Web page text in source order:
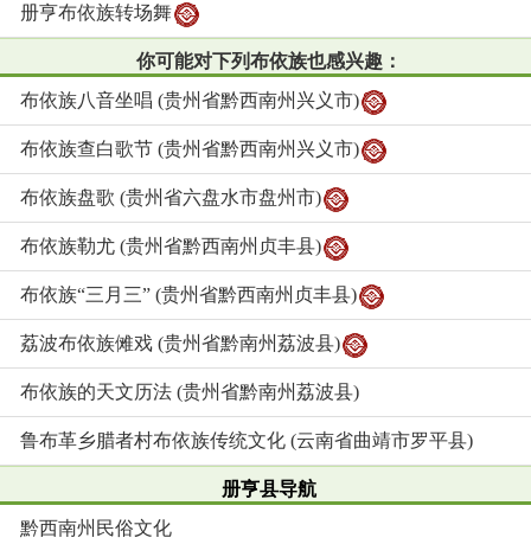
册亨布依族转场舞
你可能对下列布依族也感兴趣：
布依族八音坐唱 (贵州省黔西南州兴义市)
布依族查白歌节 (贵州省黔西南州兴义市)
布依族盘歌 (贵州省六盘水市盘州市)
布依族勒尤 (贵州省黔西南州贞丰县)
布依族“三月三” (贵州省黔西南州贞丰县)
荔波布依族傩戏 (贵州省黔南州荔波县)
布依族的天文历法 (贵州省黔南州荔波县)
鲁布革乡腊者村布依族传统文化 (云南省曲靖市罗平县)
册亨县导航
黔西南州民俗文化